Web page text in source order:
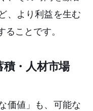
、より利益を生む
ことです。
・人材市場
価値」も、可能な